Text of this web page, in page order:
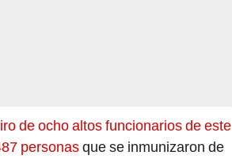
de ocho altos funcionarios de este
personasque se inmunizaron de